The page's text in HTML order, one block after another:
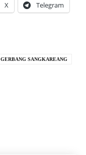
X Telegram
GERBANG SANGKAREANG